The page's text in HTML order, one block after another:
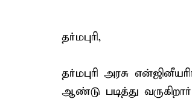
தர்மபுரி,
தர்மபுரி அரசு
ஆண்டு படித்து